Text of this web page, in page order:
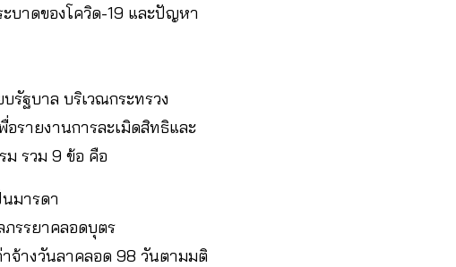
บาดของโควิด-19 และปัญหา
รัฐบาล บริเวณกระทรวง
อรายงานการละเมิดสิทธิและ
ม รวม 9 ข้อ คือ
มารดา
รรยาคลอดบุตร
จ้างวันลาคลอด 98 วันตามมติ